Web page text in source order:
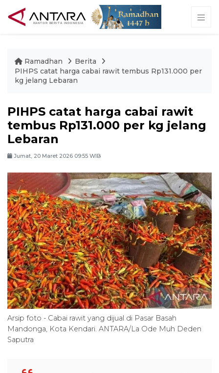
Ramadhan
Berita
PIHPS catat harga cabai rawit tembus Rp131.000 per
kg jelang Lebaran
PIHPS catat harga cabai rawit
tembus Rp131.000 per kg jelang
Lebaran
Jumat, 20 Maret 2026 09:55 WIB
Arsip foto - Cabai rawit yang dijual di Pasar Basah
Mandonga, Kota Kendari. ANTARA/La Ode Muh Deden
Saputra